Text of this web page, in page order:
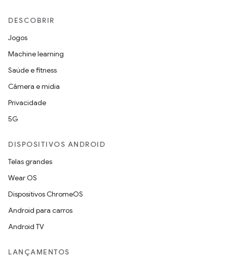
DESCOBRIR
Jogos
Machine learning
Saúde e fitness
Câmera e mídia
Privacidade
5G
DISPOSITIVOS ANDROID
Telas grandes
Wear OS
Dispositivos ChromeOS
Android para carros
Android TV
LANÇAMENTOS